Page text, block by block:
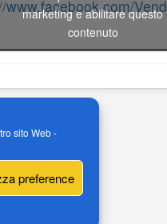
sito Web -
preference
www.facebook.com/
marketing e abilitare questo
contenuto